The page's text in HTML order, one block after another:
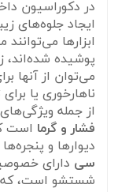
در دکوراسیون
ایجاد جلوه‌های
ابزارها
پوشیده شده‌اند،
می‌توان از آنها
ناهارخوری یا
از جمله
فشار و گرما است
دیوارها و
سی دارای
شستشو است، که